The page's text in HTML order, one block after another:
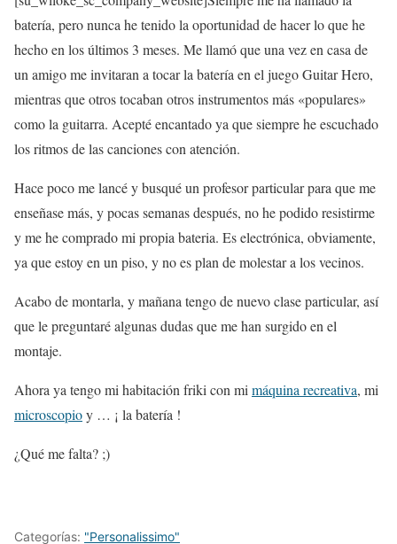
batería, pero nunca he tenido la oportunidad de hacer lo que he
hecho en los últimos 3 meses. Me llamó que una vez en casa de
un amigo me invitaran a tocar la batería en el juego Guitar Hero,
mientras que otros tocaban otros instrumentos más «populares»
como la guitarra. Acepté encantado ya que siempre he escuchado
los ritmos de las canciones con atención.
Hace poco me lancé y busqué un profesor particular para que me
enseñase más, y pocas semanas después, no he podido resistirme
y me he comprado mi propia bateria. Es electrónica, obviamente,
ya que estoy en un piso, y no es plan de molestar a los vecinos.
Acabo de montarla, y mañana tengo de nuevo clase particular, así
que le preguntaré algunas dudas que me han surgido en el
montaje.
Ahora ya tengo mi habitación friki con mi máquina recreativa, mi
microscopioy … ¡ la batería !
¿Qué me falta? ;)
Categorías: "Personalissimo"